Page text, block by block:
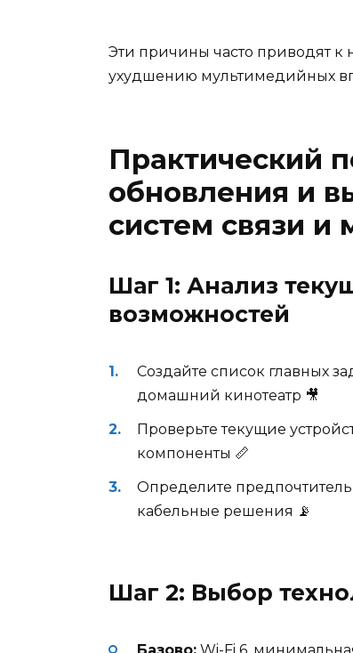
Эти причины часто приводят к
ухудшению мультимедийных
Практический
обновления и
систем связи и
Шаг 1: Анализ
возможностей
Создайте список главных
домашний кинотеатр 🎥
Проверьте текущие
компоненты 📏
Определите
кабельные решения 📡
Шаг 2: Выбор